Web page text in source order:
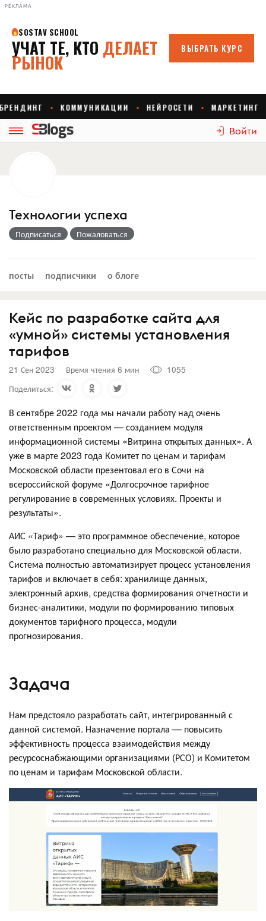
РЕКЛАМА
Войти
Технологии успеха
Подписаться Пожаловаться
посты подписчики о блоге
Кейс по разработке сайта для
«умной» системы установления
тарифов
21 Сен 2023 Время чтения 6 мин
1055
Поделиться:
В сентябре 2022 года мы начали работу над очень
ответственным проектом — созданием модуля
информационной системы «Витрина открытых данных». А
уже в марте 2023 года Комитет по ценам и тарифам
Московской области презентовал его в Сочи на
всероссийской форуме «Долгосрочное тарифное
регулирование в современных условиях. Проекты и
результаты».
АИС «Тариф» — это программное обеспечение, которое
было разработано специально для Московской области.
Система полностью автоматизирует процесс установления
тарифов и включает в себя: хранилище данных,
электронный архив, средства формирования отчетности и
бизнес-аналитики, модули по формированию типовых
документов тарифного процесса, модули
прогнозирования.
Задача
Нам предстояло разработать сайт, интегрированный с
данной системой. Назначение портала — повысить
эффективность процесса взаимодействия между
ресурсоснабжающими организациями (РСО) и Комитетом
по ценам и тарифам Московской области.